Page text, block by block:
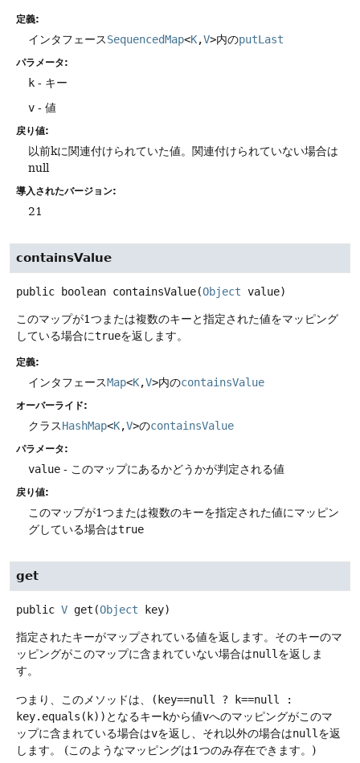
定義:
インタフェースSequencedMap<K,V>内のputLast
パラメータ:
k - キー
v - 値
戻り値:
以前kに関連付けられていた値。関連付けられていない場合は
null
導入されたバージョン:
21
containsValue
public boolean containsValue(Object value)
このマップが1つまたは複数のキーと指定された値をマッピング
している場合にtrueを返します。
定義:
インタフェースMap<K,V>内のcontainsValue
オーバーライド:
クラスHashMap<K,V>のcontainsValue
パラメータ:
value - このマップにあるかどうかが判定される値
戻り値:
このマップが1つまたは複数のキーを指定された値にマッピン
グしている場合はtrue
get
public V get (Object key)
指定されたキーがマップされている値を返します。そのキーのマ
ッピングがこのマップに含まれていない場合はnull を返しま
す。
つまり、このメソッドは、
(key==null ? k==null :
key.equals(k)) となるキーkから値vへのマッピングがこのマ
ップに含まれている場合はvを返し、それ以外の場合はnull を返
します。
(このようなマッピングは1つのみ存在できます。)